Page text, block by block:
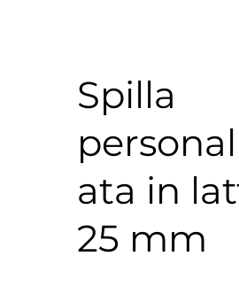
Spilla
ata in
25 mm